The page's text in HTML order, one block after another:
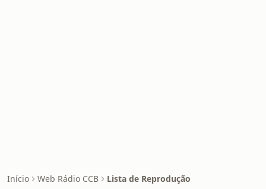
Início Web Rádio CCB Lista de Reprodução